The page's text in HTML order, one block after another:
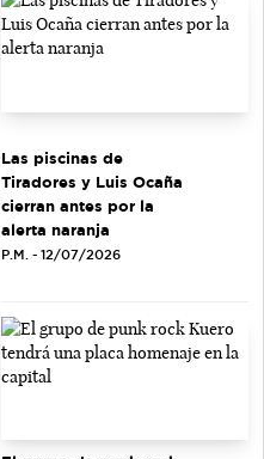
Las piscinas de
Tiradores y Luis Ocaña
cierran antes por la
alerta naranja
P.M. - 12/07/2026